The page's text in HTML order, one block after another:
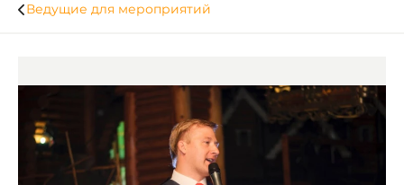
Ведущие для мероприятий